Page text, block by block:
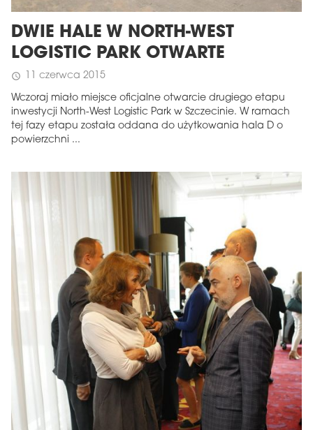
DWIE HALE W NORTH-WEST
LOGISTIC PARK OTWARTE
schedule 11 czerwca 2015
Wczoraj miało miejsce oficjalne otwarcie drugiego etapu
inwestycji North-West Logistic Park w Szczecinie. W ramach
tej fazy etapu została oddana do użytkowania hala D o
powierzchni ...